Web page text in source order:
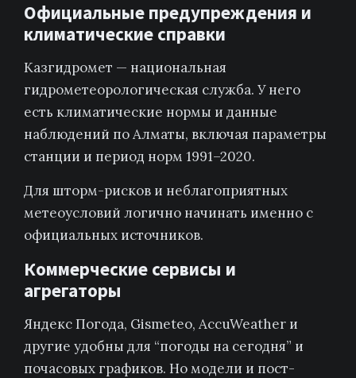
Официальные предупреждения и
климатические справки
Казгидромет — национальная
гидрометеорологическая служба. У него
есть климатические нормы и данные
наблюдений по Алматы, включая параметры
станции и период норм 1991–2020.
Для шторм-рисков и неблагоприятных
метеоусловий логично начинать именно с
официальных источников.
Коммерческие сервисы и
агрегаторы
Яндекс Погода, Gismeteo, AccuWeather и
другие удобны для “погоды на сегодня” и
почасовых графиков. Но модели и пост-